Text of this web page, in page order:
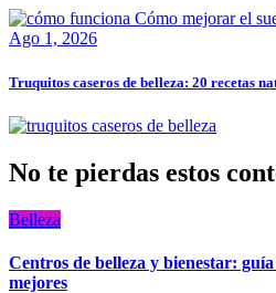
Ago 1, 2026
Truquitos caseros de belleza: 20 recetas
No te pierdas estos
Belleza
Centros de belleza y bienestar:
mejores